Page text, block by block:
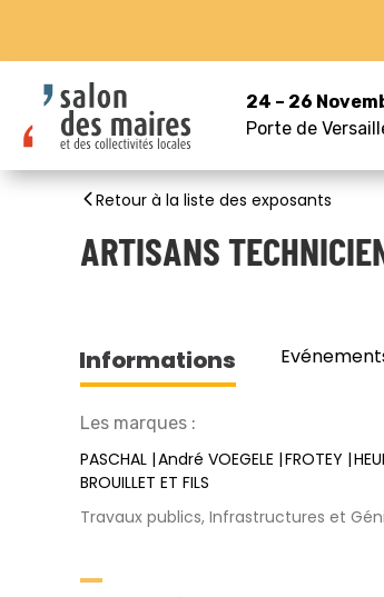
24 – 26
Porte de
Retour à la liste des exposants
ARTISANS
Informations
Les marques :
PASCHAL André VOEGELE FROTEY
BROUILLET ET FILS
Travaux publics, Infrastructures et